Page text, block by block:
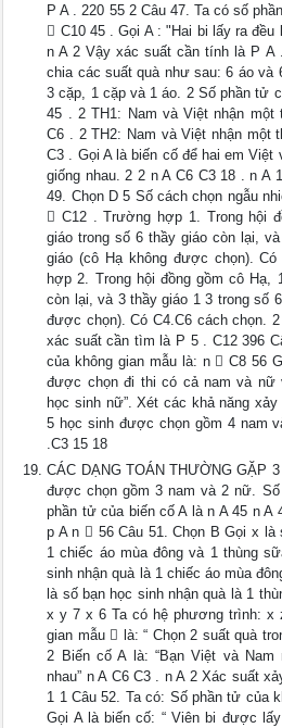
P A . 220 55 2 Câu 47. Ta có số
 C10 45 . Gọi A : "Hai bi lấy ra
n A 2 Vậy xác suất cần tính là P A
chia các suất quà như sau: 6 áo và
3 cặp, 1 cặp và 1 áo. 2 Số phần tử
45 . 2 TH1: Nam và Việt nhận một
C6 . 2 TH2: Nam và Việt nhận một
C3 . Gọi A là biến cố để hai em
giống nhau. 2 2 n A C6 C3 18 . n A
49. Chọn D 5 Số cách chọn ngẫu
 C12 . Trường hợp 1. Trong hội
giáo trong số 6 thầy giáo còn lại,
giáo (cô Hạ không được chọn).
hợp 2. Trong hội đồng gồm cô Hạ,
còn lại, và 3 thầy giáo 1 3 trong số
được chọn). Có C4.C6 cách chọn.
xác suất cần tìm là P 5 . C12 396
của không gian mẫu là: n  C8 56
được chọn đi thi có cả nam và nữ
học sinh nữ”. Xét các khả năng
5 học sinh được chọn gồm 4 nam
.C3 15 18
CÁC DẠNG TOÁN THƯỜNG GẶP
được chọn gồm 3 nam và 2 nữ.
phần tử của biến cố A là n A 45 n A
p A n  56 Câu 51. Chọn B Gọi x là
1 chiếc áo mùa đông và 1 thùng
sinh nhận quà là 1 chiếc áo mùa
là số bạn học sinh nhận quà là 1
x y 7 x 6 Ta có hệ phương trình:
gian mẫu  là: “ Chọn 2 suất quà
2 Biến cố A là: “Bạn Việt và Nam
nhau” n A C6 C3 . n A 2 Xác suất
1 1 Câu 52. Ta có: Số phần tử của
Gọi A là biến cố: “ Viên bi được